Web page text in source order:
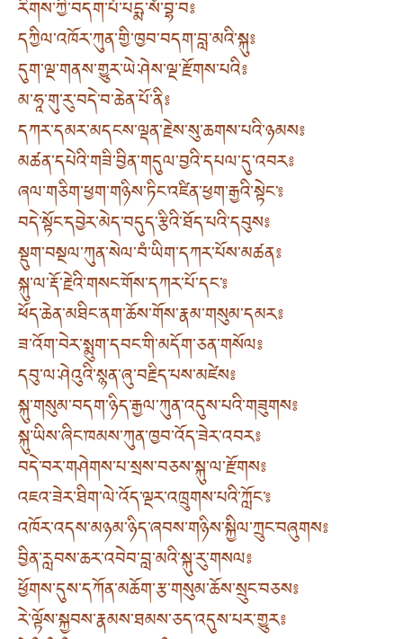
རིགས་ཀྱི་བདག་པོ་པདྨ་སཾ་བྷ་བ༔
དཀྱིལ་འཁོར་ཀུན་གྱི་ཁྱབ་བདག་བླ་མའི་སྐུ༔
དུག་ལྔ་གནས་གྱུར་ཡེ་ཤེས་ལྔ་རྫོགས་པའི༔
མ་ཧཱ་གུ་རུ་བདེ་བ་ཆེན་པོ་ནི༔
དཀར་དམར་མདངས་ལྡན་རྗེས་སུ་ཆགས་པའི་ཉམས༔
མཚན་དཔེའི་གཟི་བྱིན་གདུལ་བྱའི་དཔལ་དུ་འབར༔
ཞལ་གཅིག་ཕྱག་གཉིས་ཏིང་འཛིན་ཕྱག་རྒྱའི་སྟེང་༔
བདེ་སྟོང་དབྱེར་མེད་བདུད་རྩིའི་ཐོད་པའི་དབུས༔
སྡུག་བསྔལ་ཀུན་སེལ་བཾ་ཡིག་དཀར་པོས་མཚན༔
སྐུ་ལ་རྡོ་རྗེའི་གསང་གོས་དཀར་པོ་དང་༔
ཕོད་ཆེན་མཐིང་ནག་ཆོས་གོས་རྣམ་གསུམ་དམར༔
ཟ་འོག་བེར་སྨུག་དབང་གི་མདོག་ཅན་གསོལ༔
དབུ་ལ་ཤེའུའི་སྙན་ཞུ་བརྗིད་པས་མཛེས༔
སྐུ་གསུམ་བདག་ཉིད་རྒྱལ་ཀུན་འདུས་པའི་གཟུགས༔
སྐུ་ཡིས་ཞིང་ཁམས་ཀུན་ཁྱབ་འོད་ཟེར་འབར༔
བདེ་བར་གཤེགས་པ་སྲས་བཅས་སྐུ་ལ་རྫོགས༔
འཇའ་ཟེར་ཐིག་ལེ་འོད་ལྔར་འཁྲུགས་པའི་ཀློང་༔
འཁོར་འདས་མཉམ་ཉིད་ཞབས་གཉིས་སྐྱིལ་ཀྲུང་བཞུགས༔
བྱིན་རླབས་ཆར་འབེབ་བླ་མའི་སྐུ་རུ་གསལ༔
ཕྱོགས་དུས་དཀོན་མཆོག་རྩ་གསུམ་ཆོས་སྲུང་བཅས༔
རེ་ལྟོས་སྐྱབས་རྣམས་ཐམས་ཅད་འདུས་པར་གྱུར༔